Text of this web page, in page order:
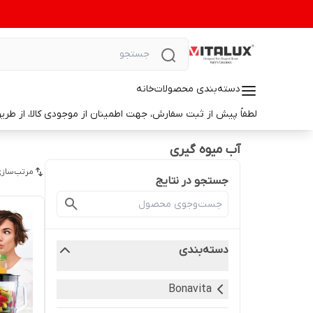
دسته‌بندی محصولاتخانه
لطفاً پیش از ثبت سفارش، جهت اطمینان از موجودی کالا، از طریق واتس‌اپ با ما در ارتباط باشید. 📞 شماره واتس‌آپ:
آب میوه گیری
جستجو در نتایج
دسته‌بندی
Bonavita